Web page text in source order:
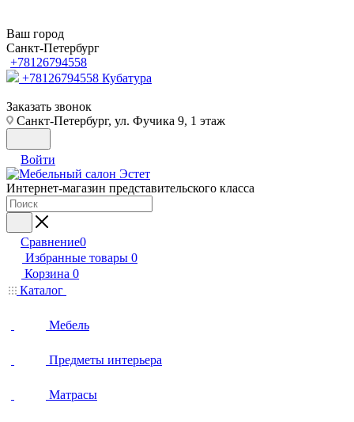
Ваш город
Санкт-Петербург
+78126794558
+78126794558 Кубатура
Заказать звонок
Санкт-Петербург, ул. Фучика 9, 1 этаж
Войти
Интернет-магазин представительского класса
Сравнение0
Избранные товары 0
Корзина 0
Каталог
Мебель
Предметы интерьера
Матрасы